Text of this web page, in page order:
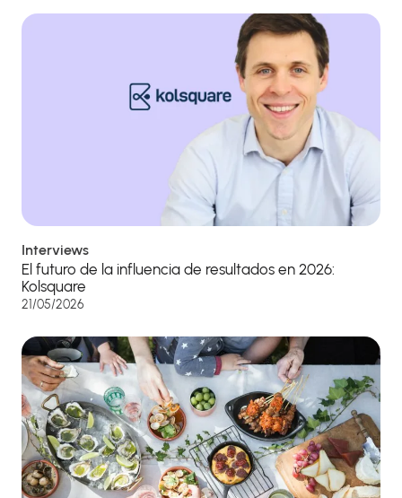
Interviews
El futuro de la influencia de resultados en 2026:
Kolsquare
21/05/2026